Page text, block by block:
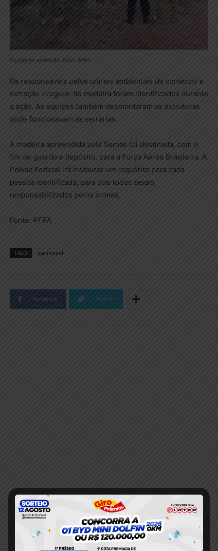
Equipe na operação. Foto: PFPA
Os responsáveis pelos crimes ambientais de comércio e
extração irregular de madeira foram identificados durante
a ação. As equipes também desmontaram as estruturas
onde funcionavam as serrarias.
A madeira apreendida pela Semas foi destinada, com o
fim de guarda e depósito, para a Força Aérea Brasileira. A
Polícia Federal irá instaurar um inquérito para cada
pessoa identificada, para que todos sejam
responsabilizados pelos crimes.
Fonte: PFPA
TAGS carrossel
Facebook Twitter